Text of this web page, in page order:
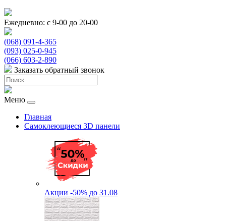
Ежедневно: с 9-00 до 20-00
(068) 091-4-365
(093) 025-0-945
(066) 603-2-890
Заказать обратный звонок
Меню
Главная
Самоклеющиеся 3D панели
Акции -50% до 31.08